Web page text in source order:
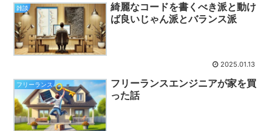
雑談
綺麗なコードを書くべき派と動け
ば良いじゃん派とバランス派
2025.01.13
フリーランス
フリーランスエンジニアが家を買
った話